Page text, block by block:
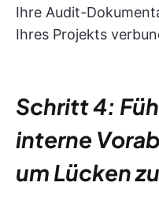
Ihre Audit-
Ihres Projekts
Schritt 4:
interne
um Lücken